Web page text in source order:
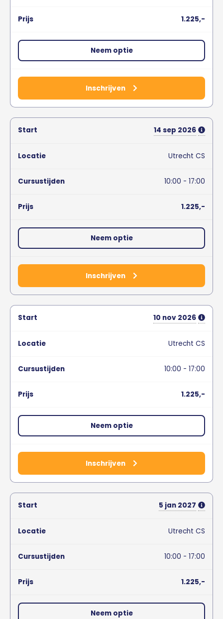
1.225,-
Neem optie
Inschrijven
14 sep 2026
Utrecht CS
10:00 - 17:00
1.225,-
Neem optie
Inschrijven
10 nov 2026
Utrecht CS
10:00 - 17:00
1.225,-
Neem optie
Inschrijven
5 jan 2027
Utrecht CS
10:00 - 17:00
1.225,-
Neem optie